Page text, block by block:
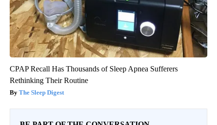
CPAP Recall Has Thousands of Sleep Apnea Sufferers
Rethinking Their Routine
The Sleep Digest